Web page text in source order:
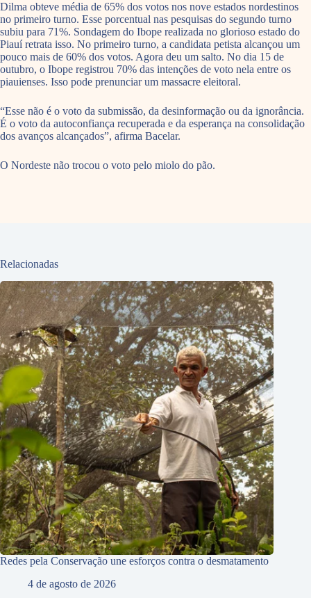
Dilma obteve média de 65% dos votos nos nove estados nordestinos
no primeiro turno. Esse porcentual nas pesquisas do segundo turno
subiu para 71%. Sondagem do Ibope realizada no glorioso estado do
Piauí retrata isso. No primeiro turno, a candidata petista alcançou um
pouco mais de 60% dos votos. Agora deu um salto. No dia 15 de
outubro, o Ibope registrou 70% das intenções de voto nela entre os
piauienses. Isso pode prenunciar um massacre eleitoral.
“Esse não é o voto da submissão, da desinformação ou da ignorância.
É o voto da autoconfiança recuperada e da esperança na consolidação
dos avanços alcançados”, afirma Bacelar.
O Nordeste não trocou o voto pelo miolo do pão.
Relacionadas
Redes pela Conservação une esforços contra o desmatamento
4 de agosto de 2026